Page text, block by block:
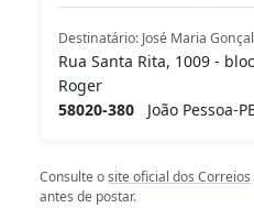
Destinatário: José Maria
Rua Santa Rita, 1009 -
Roger
58020-380 João Pessoa-
Consulte osite oficial dos Correios
antes de postar.